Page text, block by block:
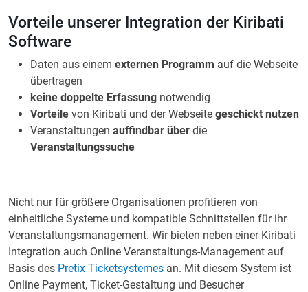
Vorteile unserer Integration der Kiribati
Software
Daten aus einem externen Programm auf die Webseite
übertragen
keine doppelte Erfassung notwendig
Vorteile von Kiribati und der Webseite geschickt nutzen
Veranstaltungen auffindbar über die
Veranstaltungssuche
Nicht nur für größere Organisationen profitieren von
einheitliche Systeme und kompatible Schnittstellen für ihr
Veranstaltungsmanagement. Wir bieten neben einer Kiribati
Integration auch Online Veranstaltungs-Management auf
Basis des Pretix Ticketsystemes an. Mit diesem System ist
Online Payment, Ticket-Gestaltung und Besucher